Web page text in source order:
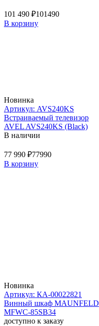
101 490 ₽101490
В корзину
Новинка
Артикул: AVS240KS
Встраиваемый телевизор
AVEL AVS240KS (Black)
В наличии
77 990 ₽77990
В корзину
Новинка
Артикул: КА-00022821
Винный шкаф MAUNFELD
MFWC-85SB34
доступно к заказу